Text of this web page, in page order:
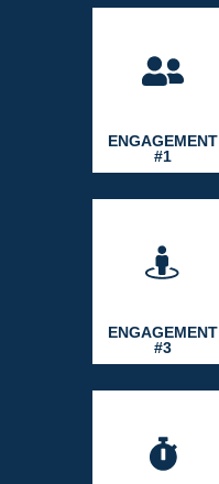
ENGAGEMENT
#1
ENGAGEMENT
#3